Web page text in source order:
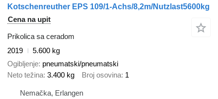
Kotschenreuther EPS 109/1-Achs/8,2m/Nutzlast5600kg
Cena na upit
Prikolica sa ceradom
2019
5.600 kg
Ogibljenje pneumatski/pneumatski
Neto težina 3.400 kg Broj osovina 1
Nemačka, Erlangen